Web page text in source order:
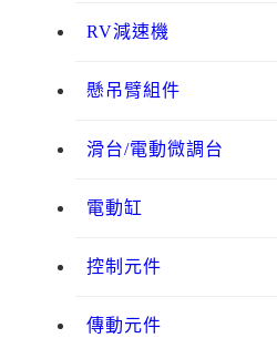
RV減速機
懸吊臂組件
滑台/電動微調台
電動缸
控制元件
傳動元件